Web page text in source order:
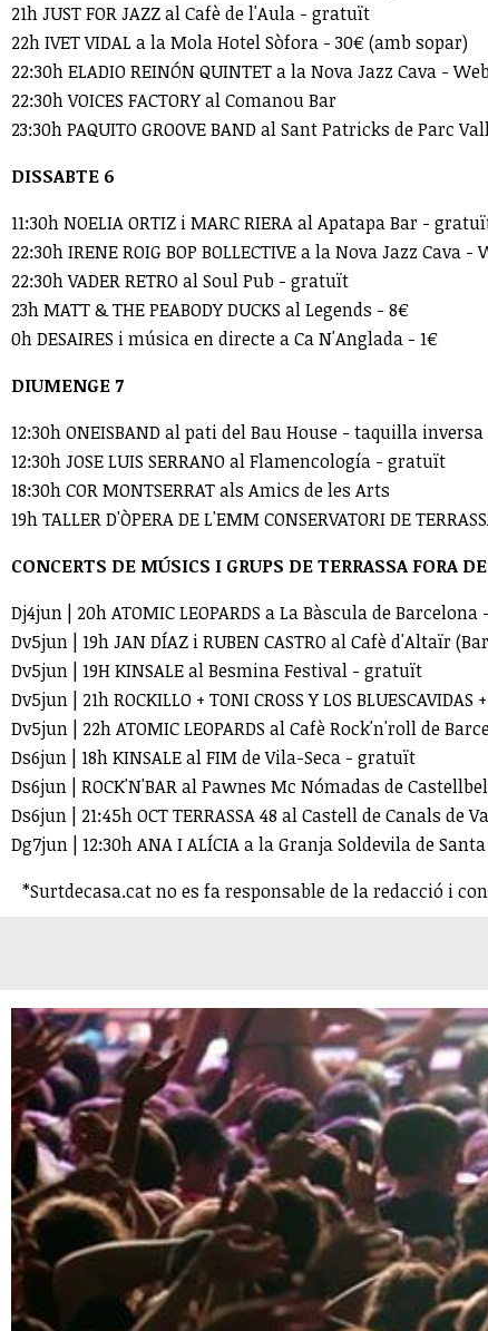
21h JUST FOR JAZZ al Cafè de l'Aula - gratuït
22h IVET VIDAL a la Mola Hotel Sòfora - 30€ (amb sopar)
22:30h ELADIO REINÓN QUINTET a la Nova Jazz Cava -
22:30h VOICES FACTORY al Comanou Bar
23:30h PAQUITO GROOVE BAND al Sant Patricks de Parc
DISSABTE 6
11:30h NOELIA ORTIZ i MARC RIERA al Apatapa Bar -
22:30h IRENE ROIG BOP BOLLECTIVE a la Nova Jazz Cava
22:30h VADER RETRO al Soul Pub - gratuït
23h MATT & THE PEABODY DUCKS al Legends - 8€
0h DESAIRES i música en directe a Ca N'Anglada - 1€
DIUMENGE 7
12:30h ONEISBAND al pati del Bau House - taquilla inversa
12:30h JOSE LUIS SERRANO al Flamencología - gratuït
18:30h COR MONTSERRAT als Amics de les Arts
19h TALLER D'ÒPERA DE L'EMM CONSERVATORI DE
CONCERTS DE MÚSICS I GRUPS DE TERRASSA FORA
Dj4jun | 20h ATOMIC LEOPARDS a La Bàscula de
Dv5jun | 19h JAN DÍAZ i RUBEN CASTRO al Cafè d'Altaïr
Dv5jun | 19H KINSALE al Besmina Festival - gratuït
Dv5jun | 21h ROCKILLO + TONI CROSS Y LOS
Dv5jun | 22h ATOMIC LEOPARDS al Cafè Rock'n'roll de
Ds6jun | 18h KINSALE al FIM de Vila-Seca - gratuït
Ds6jun | ROCK'N'BAR al Pawnes Mc Nómadas de
Ds6jun | 21:45h OCT TERRASSA 48 al Castell de Canals de
Dg7jun | 12:30h ANA I ALÍCIA a la Granja Soldevila de
*Surtdecasa.cat no es fa responsable de la redacció i